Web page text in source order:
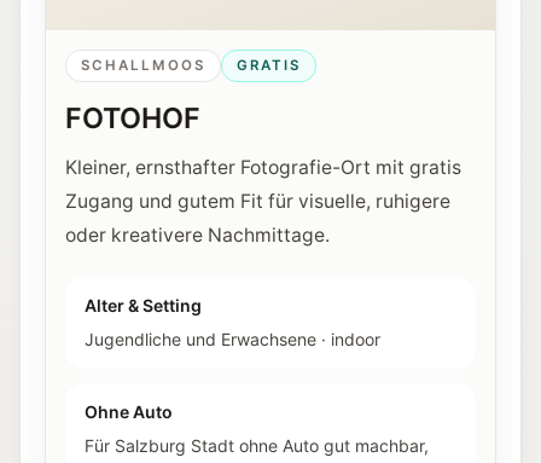
SCHALLMOOS GRATIS
FOTOHOF
Kleiner, ernsthafter Fotografie-Ort mit gratis
Zugang und gutem Fit für visuelle, ruhigere
oder kreativere Nachmittage.
Alter & Setting
Jugendliche und Erwachsene · indoor
Ohne Auto
Für Salzburg Stadt ohne Auto gut machbar,